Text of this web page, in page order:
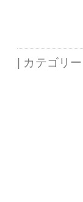
| カテゴリ